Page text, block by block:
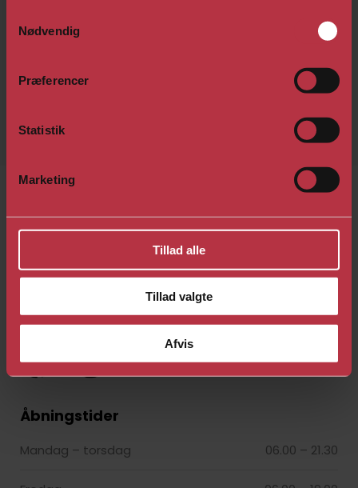
Nødvendig
Præferencer
Statistik
Marketing
Tillad alle
Tillad valgte
Afvis
Vil du læse om flere af vores hold?​
Velkommen til en verden af holdtræning, fitness,
sundhed og fysiurgiske behandlinger.
Alt hvad du skal bruge for at for blive Ôr&sund.
Åbningstider​
Mandag – torsdag 06.00 – 21.30​